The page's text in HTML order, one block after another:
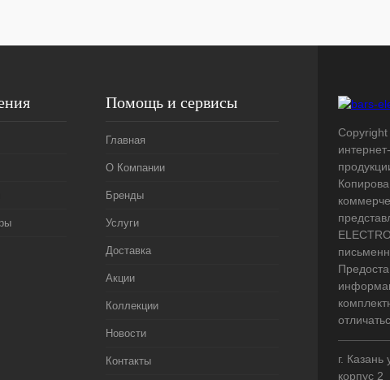
Помощь и сервисы
Главная
О Компании
Бренды
Услуги
Доставка
Акции
Коллекции
Новости
Контакты
г.
корпус 2